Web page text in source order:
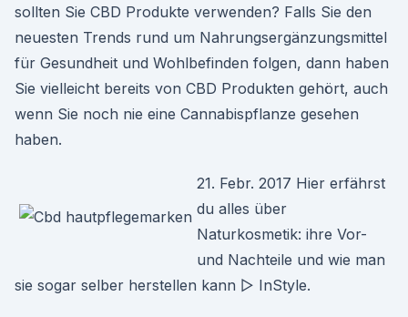
sollten Sie CBD Produkte verwenden? Falls Sie den
neuesten Trends rund um Nahrungsergänzungsmittel
für Gesundheit und Wohlbefinden folgen, dann haben
Sie vielleicht bereits von CBD Produkten gehört, auch
wenn Sie noch nie eine Cannabispflanze gesehen
haben.
21. Febr. 2017 Hier erfährst
du alles über
Naturkosmetik: ihre Vor-
und Nachteile und wie man
sie sogar selber herstellen kann ▷ InStyle.